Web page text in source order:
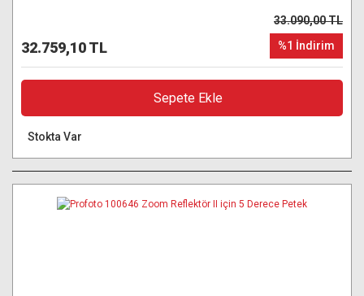
32.759,10 TL
33.090,00 TL
%1 İndirim
Sepete Ekle
Stokta Var